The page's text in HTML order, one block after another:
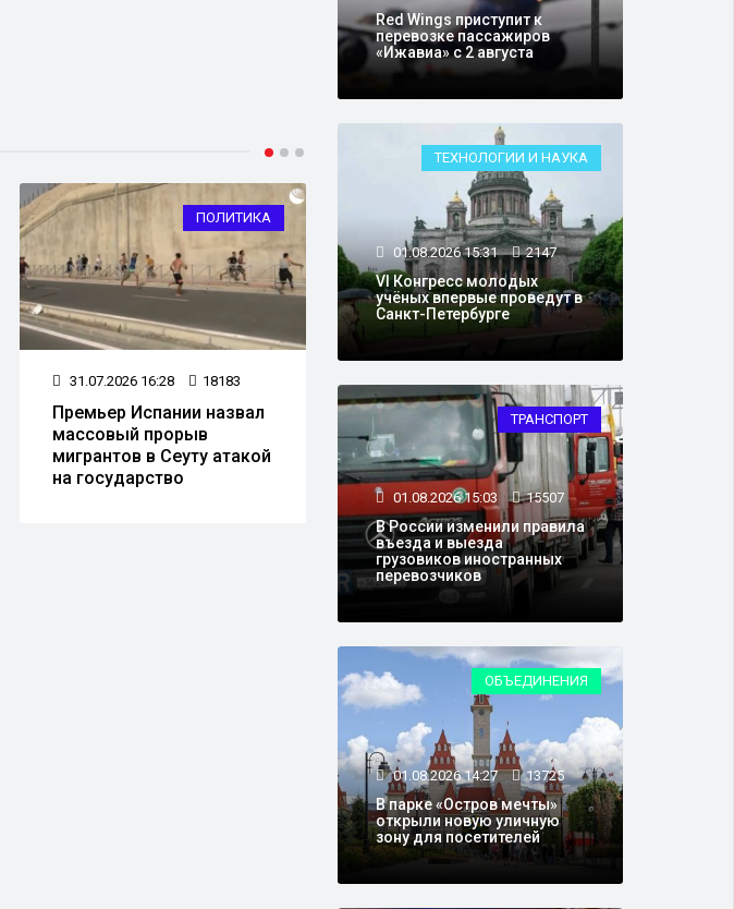
ПОЛИТИКА
31.07.2026 16:28 18183
Премьер Испании назвал
массовый прорыв
мигрантов в Сеуту атакой
на государство
ЗДОРОВЬЕ
Диетолог назвала вид
хлеба, способствующий
снижению веса
Red Wings приступит к
перевозке пассажиров
«Ижавиа» с 2 августа
ТЕХНОЛОГИИ И НАУКА
01.08.2026 15:31 2147
VI Конгресс молодых
учёных впервые проведут в
Санкт-Петербурге
ТРАНСПОРТ
01.08.2026 15:03 15507
В России изменили правила
въезда и выезда
грузовиков иностранных
перевозчиков
ОБЪЕДИНЕНИЯ
01.08.2026 14:27 13725
В парке «Остров мечты»
открыли новую уличную
зону для посетителей